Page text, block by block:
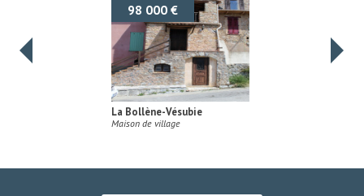
143 000 €
Saint-Martin-Vésubie
Maison